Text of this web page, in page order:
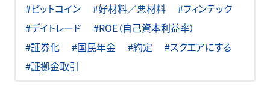
#ビットコイン #好材料／悪材料
#フィンテック
#デイトレード
#ROE（自己資本利益率）
#証券化
#国民年金 #約定
#スクエアにする
#証拠金取引